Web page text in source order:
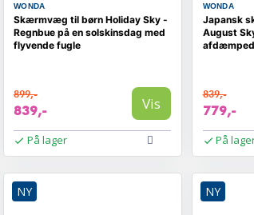
WONDA
Skærmvæg til børn Holiday Sky -
Regnbue på en solskinsdag med
flyvende fugle
899,-
839,- Vis
På lager
WONDA
Japansk
August
839,-
779,-
På
NY NY